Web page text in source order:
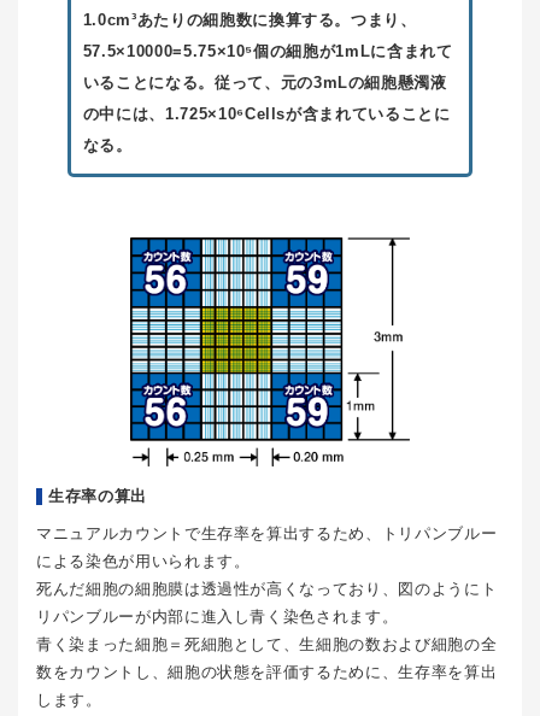
1.0cm³あたりの細胞数に換算する。つまり、
57.5×10000=5.75×10⁵個の細胞が1mLに含まれて
いることになる。従って、元の3mLの細胞懸濁液
の中には、1.725×10⁶Cellsが含まれていることに
なる。
生存率の算出
マニュアルカウントで生存率を算出するため、トリパンブルー
による染色が用いられます。
死んだ細胞の細胞膜は透過性が高くなっており、図のようにト
リパンブルーが内部に進入し青く染色されます。
青く染まった細胞＝死細胞として、生細胞の数および細胞の全
数をカウントし、細胞の状態を評価するために、生存率を算出
します。